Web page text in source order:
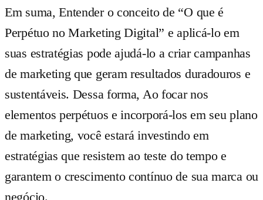
Em suma, Entender o conceito de “O que é
Perpétuo no Marketing Digital” e aplicá-lo em
suas estratégias pode ajudá-lo a criar campanhas
de marketing que geram resultados duradouros e
sustentáveis. Dessa forma, Ao focar nos
elementos perpétuos e incorporá-los em seu plano
de marketing, você estará investindo em
estratégias que resistem ao teste do tempo e
garantem o crescimento contínuo de sua marca ou
negócio.